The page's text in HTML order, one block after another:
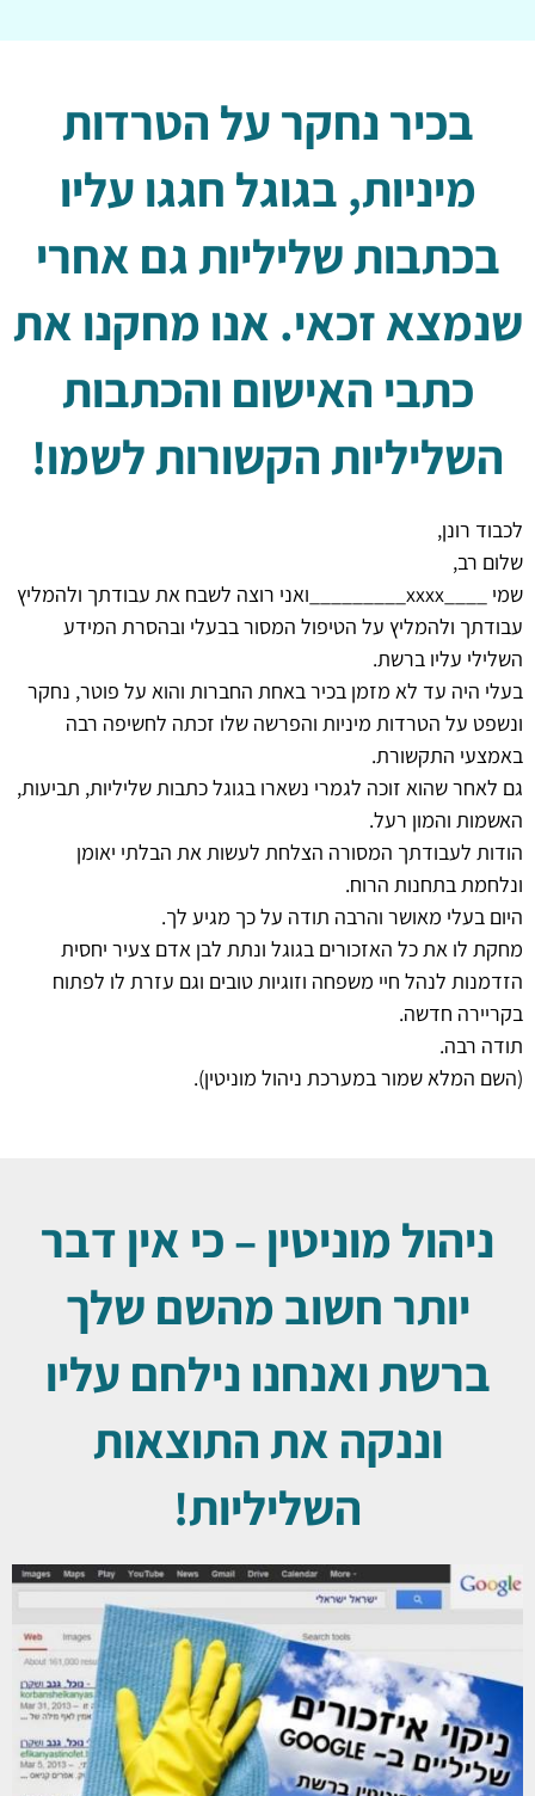
בכיר נחקר על הטרדות
מיניות, בגוגל חגגו עליו
בכתבות שליליות גם אחרי
שנמצא זכאי. אנו מחקנו את
כתבי האישום והכתבות
השליליות הקשורות לשמו!
לכבוד רונן,
שלום רב,
שמי ____xxxx_________ואני רוצה לשבח את עבודתך ולהמליץ
עבודתך ולהמליץ על הטיפול המסור בבעלי ובהסרת המידע
השלילי עליו ברשת.
בעלי היה עד לא מזמן בכיר באחת החברות והוא על פוטר, נחקר
ונשפט על הטרדות מיניות והפרשה שלו זכתה לחשיפה רבה
באמצעי התקשורת.
גם לאחר שהוא זוכה לגמרי נשארו בגוגל כתבות שליליות, תביעות,
האשמות והמון רעל.
הודות לעבודתך המסורה הצלחת לעשות את הבלתי יאומן
ונלחמת בתחנות הרוח.
היום בעלי מאושר והרבה תודה על כך מגיע לך.
מחקת לו את כל האזכורים בגוגל ונתת לבן אדם צעיר יחסית
הזדמנות לנהל חיי משפחה וזוגיות טובים וגם עזרת לו לפתוח
בקריירה חדשה.
תודה רבה.
(השם המלא שמור במערכת ניהול מוניטין).
ניהול מוניטין – כי אין דבר
יותר חשוב מהשם שלך
ברשת ואנחנו נילחם עליו
וננקה את התוצאות
השליליות!